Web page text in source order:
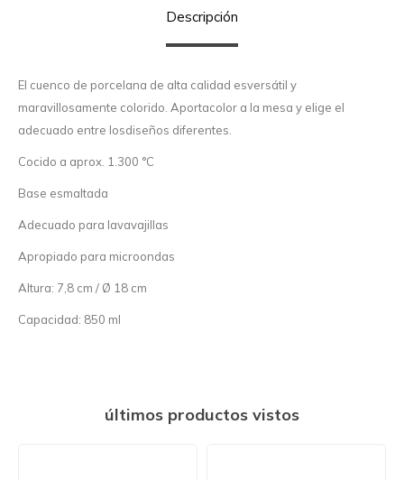
Descripción
El cuenco de porcelana de alta calidad esversátil y
maravillosamente colorido. Aportacolor a la mesa y elige el
adecuado entre losdiseños diferentes.
Cocido a aprox. 1.300 °C
Base esmaltada
Adecuado para lavavajillas
Apropiado para microondas
Altura: 7,8 cm / Ø 18 cm
Capacidad: 850 ml
últimos productos vistos